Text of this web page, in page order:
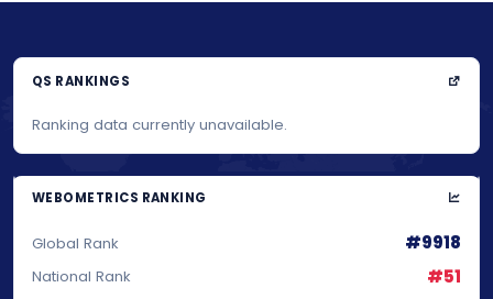
QS RANKINGS
Ranking data currently unavailable.
WEBOMETRICS RANKING
Global Rank #9918
National Rank #51